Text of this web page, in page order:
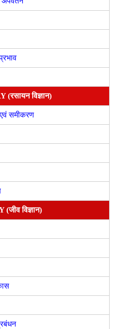
विज्ञान)
समीकरण
विज्ञान)